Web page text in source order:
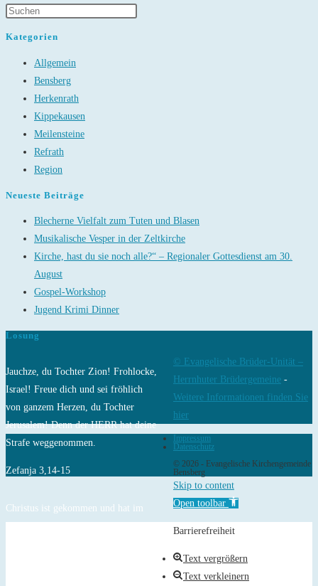
Kategorien
Allgemein
Bensberg
Herkenrath
Kippekausen
Meilensteine
Refrath
Region
Neueste Beiträge
Blecherne Vielfalt zum Tuten und Blasen
Musikalische Vesper in der Zeltkirche
Kirche, hast du sie noch alle?“ – Regionaler Gottesdienst am 30.
August
Gospel-Workshop
Jugend Krimi Dinner
Losung
Jauchze, du Tochter Zion! Frohlocke,
Israel! Freue dich und sei fröhlich
von ganzem Herzen, du Tochter
Jerusalem! Denn der HERR hat deine
Strafe weggenommen.
Zefanja 3,14-15
Christus ist gekommen und hat im
© Evangelische Brüder-Unität –
Herrnhuter Brüdergemeine -
Weitere Informationen finden Sie
hier
Impressum
Datenschutz
© 2026 - Evangelische Kirchengemeinde
Bensberg
Skip to content
Open toolbar
Barrierefreiheit
Text vergrößern
Text verkleinern